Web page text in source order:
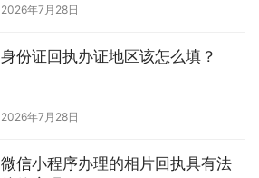
2026年7月28日
身份证回执办证地区该怎么填？
2026年7月28日
微信小程序办理的相片回执具有法